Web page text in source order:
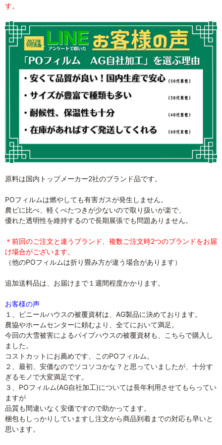
す。
原料は国内トップメーカー2社のブランド品です。
POフィルムは燃やしても有害ガスが発生しません。
農ビに比べ、軽くべたつきが少ないので取り扱いが楽で、
優れた透明性を維持するので長期展張でも問題ありません。
＊前回のご注文と違うブランド、複数ご注文時2つのブランドをお届
け場合がございます。
（他のPOフィルムは折り畳み方が違う場合があります）
追加送料品は、お届けまで１週間程度かかります。
お客様の声
１、ビニールハウスの被覆資材は、AG製品に決めております。
農協やホームセンターに頼むより、全てにおいて満足。
今回の大雪被害によるパイプハウスの被覆資材も、こちらで購入し
ました。
コストカットにお薦めです、このPOフィルム。
２、最初、安価なのでソコソコかな？と思っていましたが、十分す
ぎるモノで大変満足です。
３、POフィルム(AG自社加工)については長年利用させてもらってい
ますが
品質も間違いなく安価ですので助かってます。
梱包もしっかりしていますし注文から商品到着までの対応も早いと
思います。